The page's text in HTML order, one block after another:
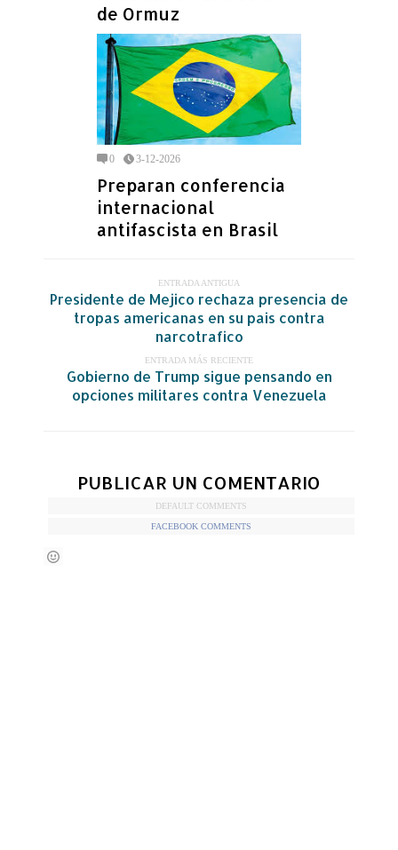
de Ormuz
0 3-12-2026
Preparan conferencia
internacional
antifascista en Brasil
ENTRADA ANTIGUA
Presidente de Mejico rechaza presencia de
tropas americanas en su pais contra
narcotrafico
ENTRADA MÁS RECIENTE
Gobierno de Trump sigue pensando en
opciones militares contra Venezuela
PUBLICAR UN COMENTARIO
DEFAULT COMMENTS
FACEBOOK COMMENTS